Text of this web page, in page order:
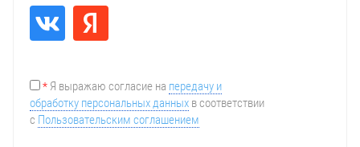
* Я выражаю согласие на передачу и
обработку персональных данных в соответствии
с Пользовательским соглашением